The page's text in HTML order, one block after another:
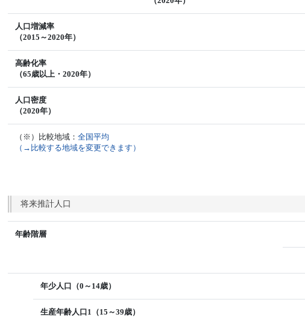
人口増減率
（2015～2020年）
高齢化率
（65歳以上・2020年）
人口密度
（2020年）
（※）比較地域：全国平均
（→比較する地域を変更できます）
将来推計人口
年齢階層
年少人口（0～14歳）
生産年齢人口1（15～39歳）